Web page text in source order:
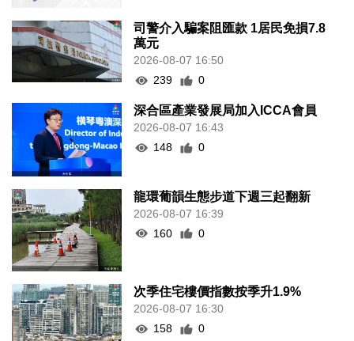
司警介入騙案阻匯款 1居民免損7.8
萬元
2026-08-07 16:50
239
0
深合區產業發展局加入ICCA會員
2026-08-07 16:43
148
0
龍環葡韻生態步道下週三起翻新
2026-08-07 16:39
160
0
次季住宅樓價指數按季升1.9%
2026-08-07 16:30
158
0